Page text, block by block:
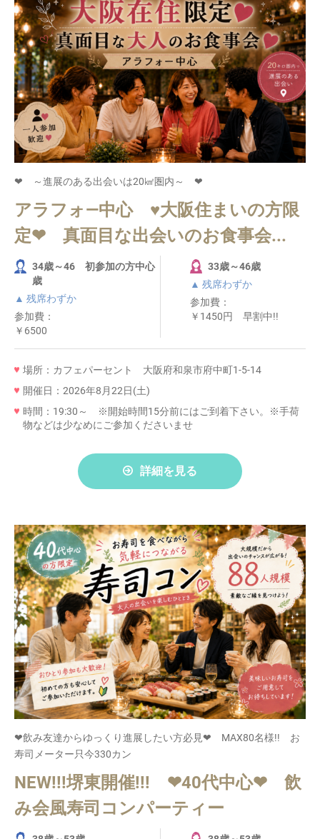
❤ ～進展のある出会いは20㎢圏内～ ❤
アラフォ―中心 ♥大阪住まいの方限
定❤ 真面目な出会いのお食事会...
34歳～46 初参加の方中心
歳
▲ 残席わずか
参加費：
￥6500
33歳～46歳
▲ 残席わずか
参加費：
￥1450円 早割中!!
場所：カフェパーセント 大阪府和泉市府中町1-5-14
開催日：2026年8月22日(土)
時間：19:30～ ※開始時間15分前にはご到着下さい。※手荷
物などは少なめにご参加くださいませ
詳細を見る
❤飲み友達からゆっくり進展したい方必見❤ MAX80名様!! お
寿司メーター只今330カン
NEW!!!堺東開催!!! ❤40代中心❤ 飲
み会風寿司コンパーティー